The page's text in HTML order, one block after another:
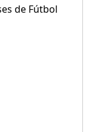
de Fútbol